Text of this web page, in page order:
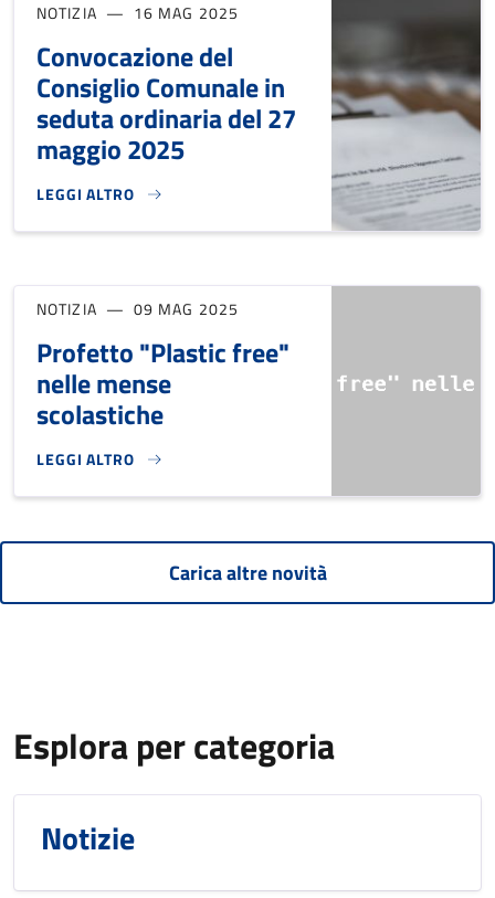
NOTIZIA 16 MAG 2025
Convocazione del
Consiglio Comunale in
seduta ordinaria del 27
maggio 2025
LEGGI ALTRO
CONVOCAZIONE DEL CONSIGLIO COMUNALE IN SEDUTA
NOTIZIA 09 MAG 2025
Profetto "Plastic free"
nelle mense
scolastiche
LEGGI ALTRO
PROFETTO "PLASTIC FREE" NELLE MENSE SCOLASTICHE}
Carica altre novità
Esplora per categoria
Notizie